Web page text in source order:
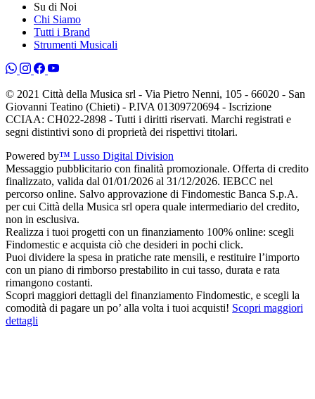
Su di Noi
Chi Siamo
Tutti i Brand
Strumenti Musicali
© 2021 Città della Musica srl - Via Pietro Nenni, 105 - 66020 - San
Giovanni Teatino (Chieti) - P.IVA 01309720694 - Iscrizione
CCIAA: CH022-2898 - Tutti i diritti riservati. Marchi registrati e
segni distintivi sono di proprietà dei rispettivi titolari.
Powered by™ Lusso Digital Division
Messaggio pubblicitario con finalità promozionale. Offerta di credito
finalizzato, valida dal 01/01/2026 al 31/12/2026. IEBCC nel
percorso online. Salvo approvazione di Findomestic Banca S.p.A.
per cui Città della Musica srl opera quale intermediario del credito,
non in esclusiva.
Realizza i tuoi progetti con un finanziamento 100% online: scegli
Findomestic e acquista ciò che desideri in pochi click.
Puoi dividere la spesa in pratiche rate mensili, e restituire l’importo
con un piano di rimborso prestabilito in cui tasso, durata e rata
rimangono costanti.
Scopri maggiori dettagli del finanziamento Findomestic, e scegli la
comodità di pagare un po’ alla volta i tuoi acquisti! Scopri maggiori
dettagli